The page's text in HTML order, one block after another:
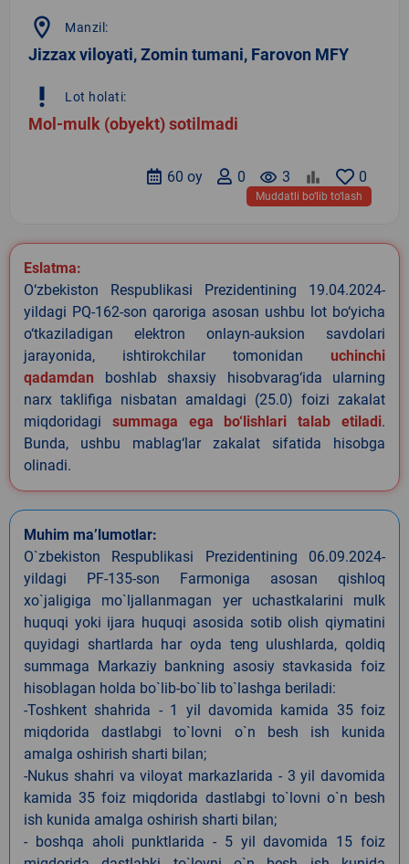
location_on Manzil:
Jizzax viloyati, Zomin tumani, Farovon MFY
priority_high Lot holati:
Mol-mulk (obyekt) sotilmadi
0
remove_red_eye 3
0
60 oy
Muddatli bo‘lib to‘lash
Eslatma:
O‘zbekiston Respublikasi Prezidentining 19.04.2024-
yildagi PQ-162-son qaroriga asosan ushbu lot bo‘yicha
o‘tkaziladigan elektron onlayn-auksion savdolari
jarayonida, ishtirokchilar tomonidan uchinchi
qadamdan boshlab shaxsiy hisobvarag‘ida ularning
narx taklifiga nisbatan amaldagi (25.0) foizi zakalat
miqdoridagi summaga ega bo‘lishlari talab etiladi.
Bunda, ushbu mablag‘lar zakalat sifatida hisobga
olinadi.
Muhim ma’lumotlar:
O`zbekiston Respublikasi Prezidentining 06.09.2024-
yildagi PF-135-son Farmoniga asosan qishloq
xo`jaligiga mo`ljallanmagan yer uchastkalarini mulk
huquqi yoki ijara huquqi asosida sotib olish qiymatini
quyidagi shartlarda har oyda teng ulushlarda, qoldiq
summaga Markaziy bankning asosiy stavkasida foiz
hisoblagan holda bo`lib-bo`lib to`lashga beriladi:
-Toshkent shahrida - 1 yil davomida kamida 35 foiz
miqdorida dastlabgi to`lovni o`n besh ish kunida
amalga oshirish sharti bilan;
-Nukus shahri va viloyat markazlarida - 3 yil davomida
kamida 35 foiz miqdorida dastlabgi to`lovni o`n besh
ish kunida amalga oshirish sharti bilan;
- boshqa aholi punktlarida - 5 yil davomida 15 foiz